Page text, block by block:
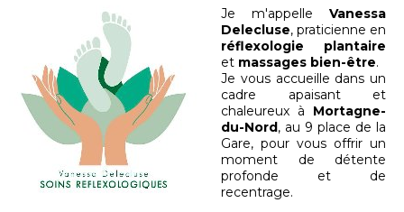
Je m'appelle Vanessa
Delecluse, praticienne en
réflexologie plantaire
et massages bien-être.
Je vous accueille dans un
cadre apaisant et
chaleureux à Mortagne-
du-Nord, au 9 place de la
Gare, pour vous offrir un
moment de détente
profonde et de
recentrage.